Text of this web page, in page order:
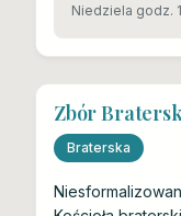
Niedziela godz.
Zbór
Braterska